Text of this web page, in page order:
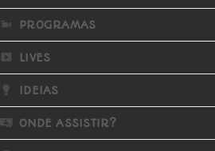
PROGRAMAS
LIVES
IDEIAS
ONDE ASSISTIR?